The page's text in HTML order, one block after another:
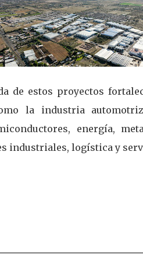
de estos proyectos
la industria
energía,
industriales, logística y